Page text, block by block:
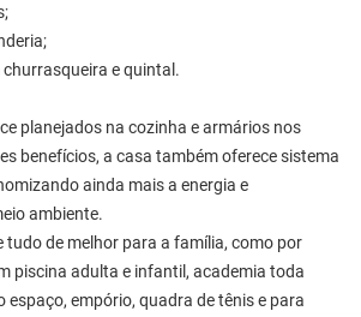
e quintal.
planejados na cozinha e armários nos
benefícios, a casa também oferece sistema
ainda mais a energia e
ambiente.
tudo de melhor para a família, como por
piscina adulta e infantil, academia toda
espaço, empório, quadra de tênis e para